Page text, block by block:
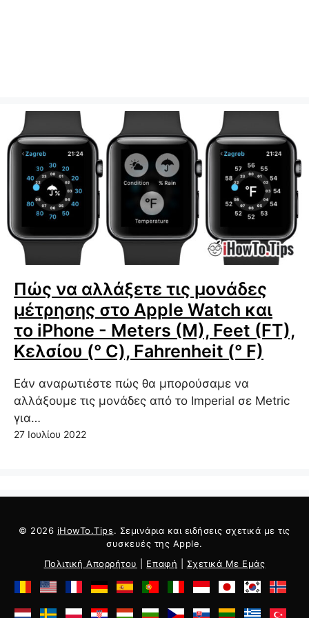
Πώς να αλλάξετε τις μονάδες
μέτρησης στο Apple Watch και
το iPhone - Meters (M), Feet (FT),
Κελσίου (° C), Fahrenheit (° F)
Εάν αναρωτιέστε πώς θα μπορούσαμε να
αλλάξουμε τις μονάδες από το Imperial σε Metric
για…
27 Ιουλίου 2022
© 2026 iHowTo.Tips. Σεμινάρια και ειδήσεις σχετικά με τις
συσκευές της Apple.
Πολιτική Απορρήτου
Επαφή Σχετικά Με Εμάς